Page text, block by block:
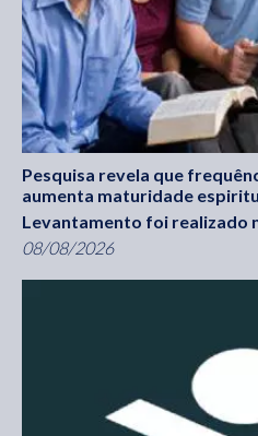
Pesquisa revela que
aumenta maturidade
Levantamento foi realizado
08/08/2026